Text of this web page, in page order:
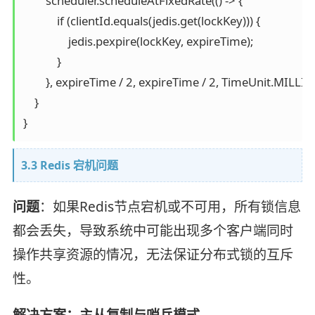
            if (clientId.equals(jedis.get(lockKey))) {
                jedis.pexpire(lockKey, expireTime);
            }
}, expireTime / 2, expireTime / 2,
    }
}
3.3 Redis 宕机问题
问题：如果Redis节点宕机或不可用，所有锁信息
都会丢失，导致系统中可能出现多个客户端同时
操作共享资源的情况，无法保证分布式锁的互斥
性。